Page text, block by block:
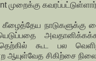
முறைக்கு
நாடுகளுக்கு
கூட பல
ஆயுள்வேத சிகிற்சை